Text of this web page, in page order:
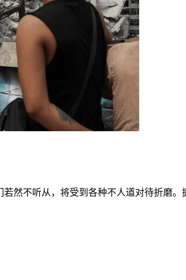
然不听从，将受到各种不人道对待折磨。